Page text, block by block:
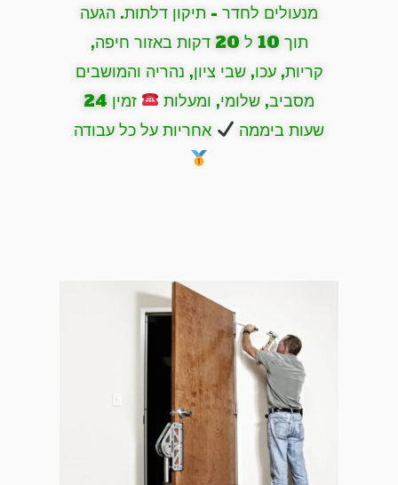
מנעולים לחדר - תיקון דלתות. הגעה
תוך 10 ל 20 דקות באזור חיפה,
קריות, עכו, שבי ציון, נהריה והמושבים
מסביב, שלומי, ומעלות
זמין 24
שעות ביממה
אחריות על כל עבודה